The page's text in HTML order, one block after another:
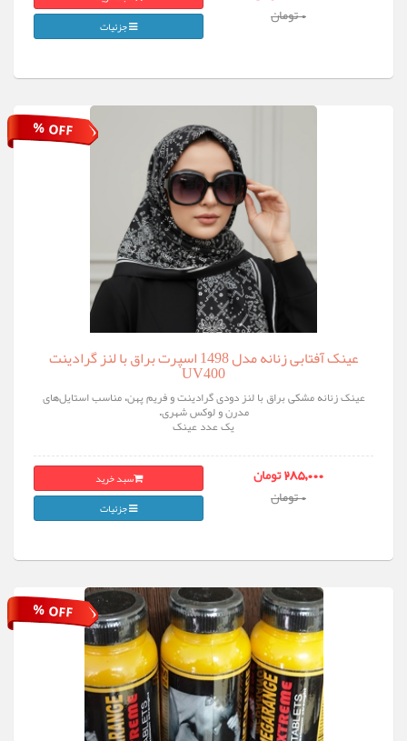
0 تومان
جزئیات
% OFF
عینک آفتابی زنانه مدل 1498 اسپرت براق با لنز گرادینت
UV400
عینک زنانه مشکی براق با لنز دودی گرادینت و فریم پهن، مناسب استایل‌های
مدرن و لوکس شهری.
یک عدد عینک
285,000 تومان
0 تومان
سبد خرید
جزئیات
% OFF